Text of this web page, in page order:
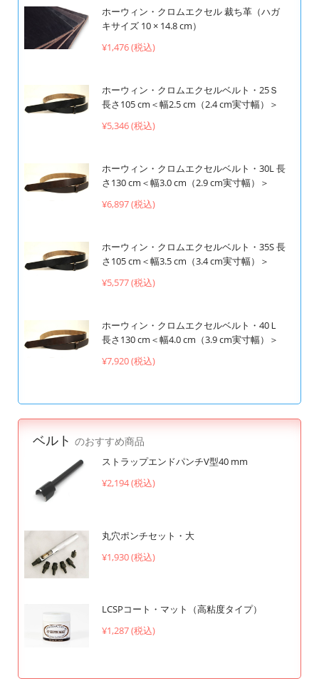
ホーウィン・クロムエクセル 裁ち革（ハガ
キサイズ 10 × 14.8 cm）
¥1,476 (税込)
ホーウィン・クロムエクセルベルト・25Ｓ
長さ105 cm＜幅2.5 cm（2.4 cm実寸幅）＞
¥5,346 (税込)
ホーウィン・クロムエクセルベルト・30L 長
さ130 cm＜幅3.0 cm（2.9 cm実寸幅）＞
¥6,897 (税込)
ホーウィン・クロムエクセルベルト・35S 長
さ105 cm＜幅3.5 cm（3.4 cm実寸幅）＞
¥5,577 (税込)
ホーウィン・クロムエクセルベルト・40Ｌ
長さ130 cm＜幅4.0 cm（3.9 cm実寸幅）＞
¥7,920 (税込)
ベルト のおすすめ商品
ストラップエンドパンチV型40 mm
¥2,194 (税込)
丸穴ポンチセット・大
¥1,930 (税込)
LCSPコート・マット（高粘度タイプ）
¥1,287 (税込)